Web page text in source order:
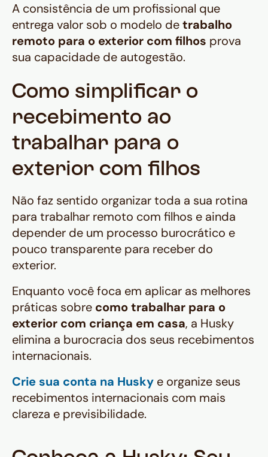
A consistência de um profissional que
entrega valor sob o modelo detrabalho
remoto para o exterior com filhos prova
sua capacidade de autogestão.
Como simplificar o
recebimento ao
trabalhar para o
exterior com filhos
Não faz sentido organizar toda a sua rotina
para trabalhar remoto com filhos e ainda
depender de um processo burocrático e
pouco transparente para receber do
exterior.
Enquanto você foca em aplicar as melhores
práticas sobre como trabalhar para o
exterior com criança em casa, a Husky
elimina a burocracia dos seus recebimentos
internacionais.
Crie sua conta na Husky e organize seus
recebimentos internacionais com mais
clareza e previsibilidade.